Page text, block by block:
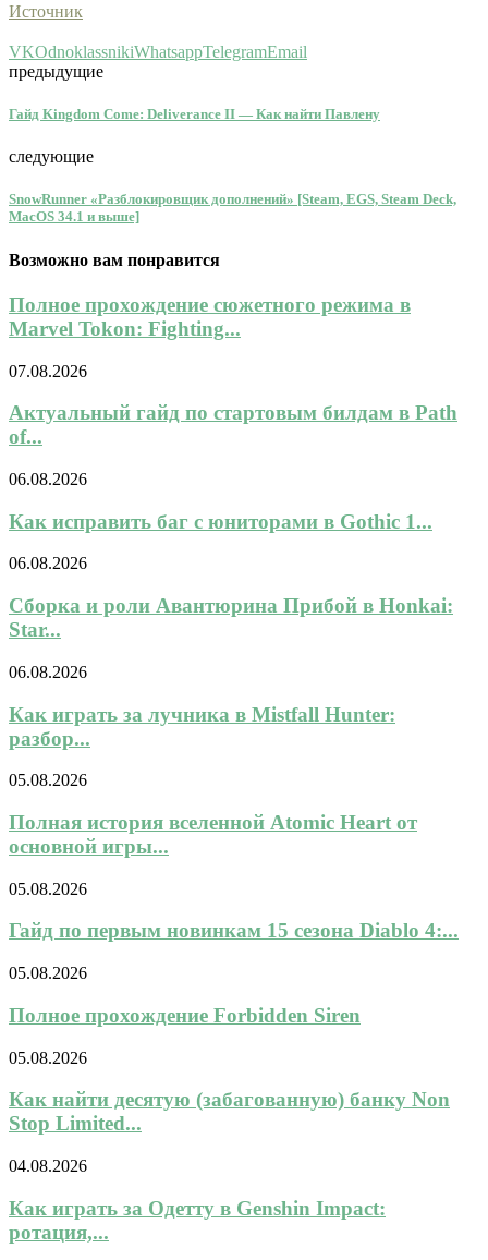
Источник
VKOdnoklassnikiWhatsappTelegramEmail
предыдущие
Гайд Kingdom Come: Deliverance II — Как найти Павлену
следующие
SnowRunner «Разблокировщик дополнений» [Steam, EGS, Steam Deck,
MacOS 34.1 и выше]
Возможно вам понравится
Полное прохождение сюжетного режима в
Marvel Tokon: Fighting...
07.08.2026
Актуальный гайд по стартовым билдам в Path
of...
06.08.2026
Как исправить баг с юниторами в Gothic 1...
06.08.2026
Сборка и роли Авантюрина Прибой в Honkai:
Star...
06.08.2026
Как играть за лучника в Mistfall Hunter:
разбор...
05.08.2026
Полная история вселенной Atomic Heart от
основной игры...
05.08.2026
Гайд по первым новинкам 15 сезона Diablo 4:...
05.08.2026
Полное прохождение Forbidden Siren
05.08.2026
Как найти десятую (забагованную) банку Non
Stop Limited...
04.08.2026
Как играть за Одетту в Genshin Impact:
ротация,...